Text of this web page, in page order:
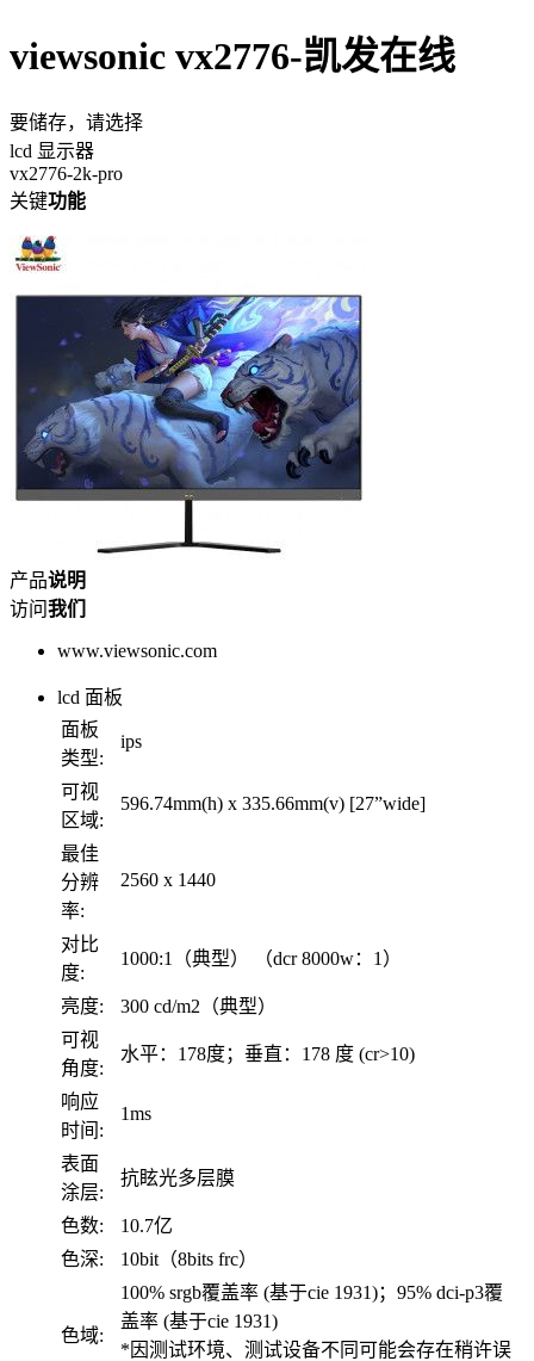
viewsonic vx2776-凯发在线
要储存，请选择
lcd 显示器
vx2776-2k-pro
关键功能
产品说明
访问我们
www.viewsonic.com
lcd 面板
面板
类型:
ips
可视
区域:
596.74mm(h) x 335.66mm(v) [27”wide]
最佳
分辨
率:
2560 x 1440
对比
度:
1000:1（典型） （dcr 8000w：1）
亮度:
300 cd/m2（典型）
可视
角度:
水平：178度；垂直：178 度 (cr>10)
响应
时间:
1ms
表面
涂层:
抗眩光多层膜
色数:
10.7亿
色深:
10bit（8bits frc）
色域:
100% srgb覆盖率 (基于cie 1931)；95% dci-p3覆
盖率 (基于cie 1931)
*因测试环境、测试设备不同可能会存在稍许误